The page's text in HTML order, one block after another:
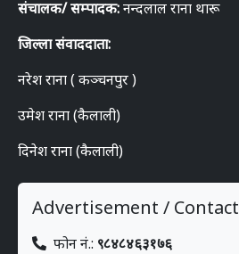
संचालक/ सम्पादक:नन्दलाल राना थारू
जिल्ला संवाददाता:
नरेश राना ( कञ्चनपुर )
उमेश राना (कैलाली)
दिनेश राना (कैलाली)
Advertisement / Contact
फोन नं.: ९८४८४६३१७६